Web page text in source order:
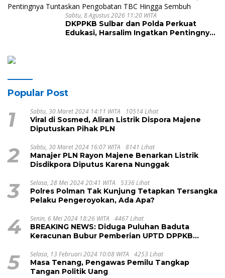
Sabtu, 8 Agustus 2026 11:20 WITA
DKPPKB Sulbar dan Polda Perkuat
Edukasi, Harsalim Ingatkan Pentingnya
Popular Post
1 Sabtu, 30 Maret 2024 14:11 WITA 10514 Lihat
Viral di Sosmed, Aliran Listrik Dispora Majene
Diputuskan Pihak PLN
2 Sabtu, 30 Maret 2024 16:07 WITA 8141 Lihat
Manajer PLN Rayon Majene Benarkan Listrik
Disdikpora Diputus Karena Nunggak
3 Selasa, 28 Mei 2024 20:41 WITA 5336 Lihat
Polres Polman Tak Kunjung Tetapkan Tersangka
Pelaku Pengeroyokan, Ada Apa?
4 Senin, 6 Mei 2024 18:26 WITA 4467 Lihat
BREAKING NEWS: Diduga Puluhan Baduta
Keracunan Bubur Pemberian UPTD DPPKB
5 Selasa, 13 Februari 2024 10:08 WITA 4253 Lihat
Masa Tenang, Pengawas Pemilu Tangkap
Tangan Politik Uang